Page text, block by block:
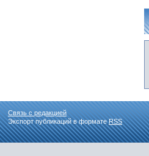
Связь с редакцией
Экспорт публикаций в форматеRSS